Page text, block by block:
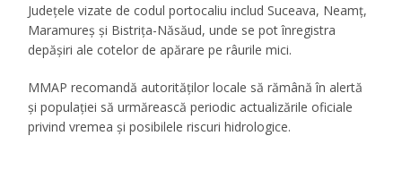
Judeţele vizate de codul portocaliu includ Suceava, Neamţ,
Maramureş şi Bistriţa-Năsăud, unde se pot înregistra
depăşiri ale cotelor de apărare pe râurile mici.
MMAP recomandă autorităţilor locale să rămână în alertă
şi populaţiei să urmărească periodic actualizările oficiale
privind vremea şi posibilele riscuri hidrologice.